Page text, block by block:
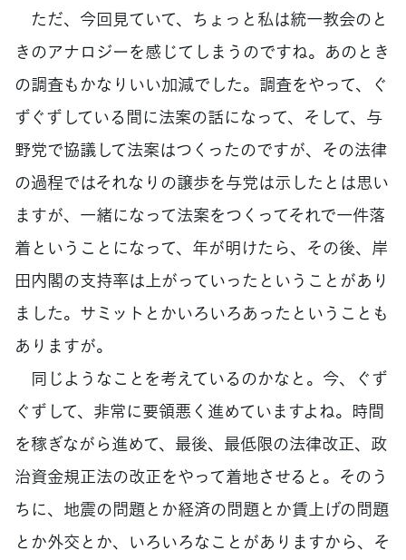
ただ、今回見ていて、ちょっと私は統一教会のと
きのアナロジーを感じてしまうのですね。あのとき
の調査もかなりいい加減でした。調査をやって、ぐ
ずぐずしている間に法案の話になって、そして、与
野党で協議して法案はつくったのですが、その法律
の過程ではそれなりの譲歩を与党は示したとは思い
ますが、一緒になって法案をつくってそれで一件落
着ということになって、年が明けたら、その後、岸
田内閣の支持率は上がっていったということがあり
ました。サミットとかいろいろあったということも
ありますが。
同じようなことを考えているのかなと。今、ぐず
ぐずして、非常に要領悪く進めていますよね。時間
を稼ぎながら進めて、最後、最低限の法律改正、政
治資金規正法の改正をやって着地させると。そのう
ちに、地震の問題とか経済の問題とか賃上げの問題
とか外交とか、いろいろなことがありますから、そ